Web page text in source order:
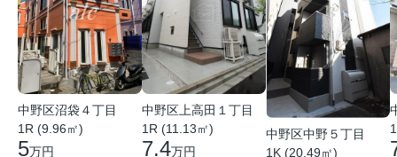
中野区沼袋４丁目
1R (9.96㎡)
5万円
中野区上高田１丁目
1R (11.13㎡)
7.4万円
中野区中野５丁目
1K (20.49㎡)